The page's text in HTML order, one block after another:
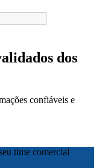
dos
confiáveis e
time comercial